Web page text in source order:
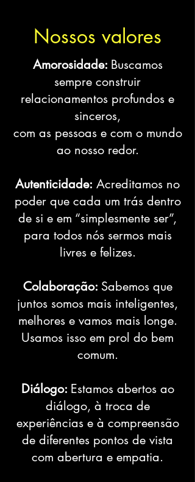
Nossos valores
Amorosidade: Buscamos
sempre construir
relacionamentos profundos e
sinceros,
com as pessoas e com o mundo
ao nosso redor.
Autenticidade: Acreditamos no
poder que cada um trás dentro
de si e em “simplesmente ser”,
para todos nós sermos mais
livres e felizes.
Colaboração: Sabemos que
juntos somos mais inteligentes,
melhores e vamos mais longe.
Usamos isso em prol do bem
comum.
Diálogo: Estamos abertos ao
diálogo, à troca de
experiências e à compreensão
de diferentes pontos de vista
com abertura e empatia.